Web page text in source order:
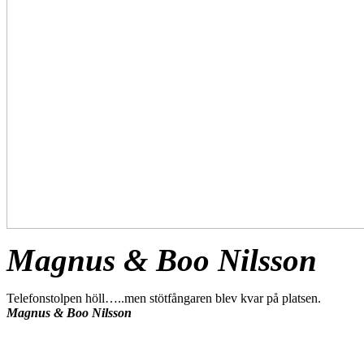
Magnus & Boo Nilsson
Telefonstolpen höll…..men stötfångaren blev kvar på platsen.
Magnus & Boo Nilsson